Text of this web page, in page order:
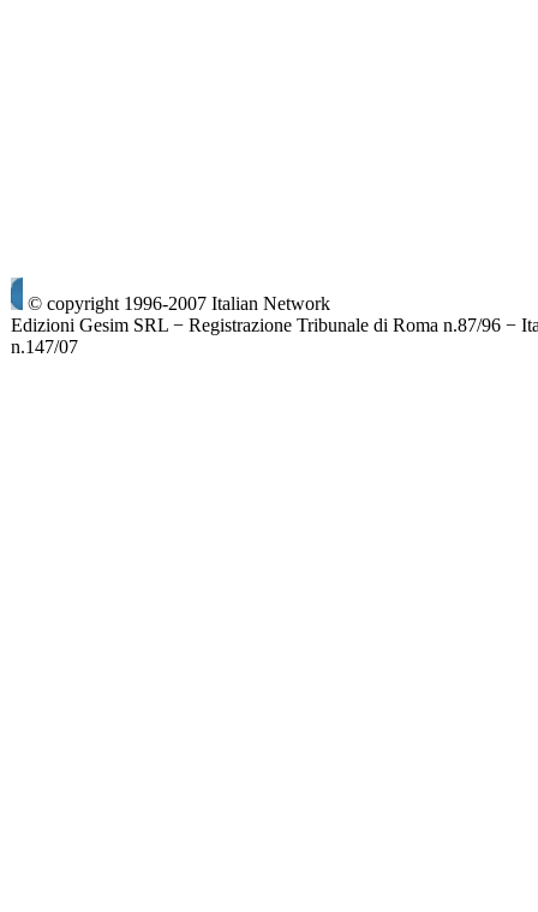
© copyright 1996-2007 Italian Network
Edizioni Gesim SRL − Registrazione Tribunale di Roma n.87/96 −
n.147/07